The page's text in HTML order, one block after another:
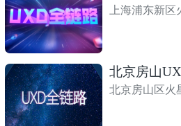
上海浦东新区
北京房山
北京房山区火